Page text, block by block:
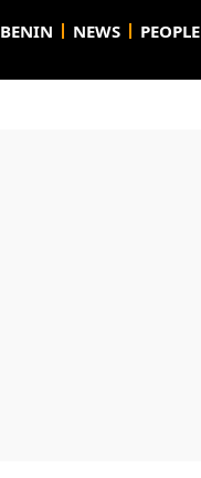
BENIN NEWS PEOPLE